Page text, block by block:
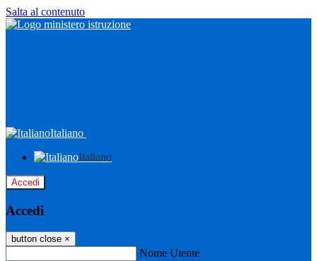
Salta al contenuto
Italiano
Italiano
Accedi
Accedi
button close ×
Nome Utente